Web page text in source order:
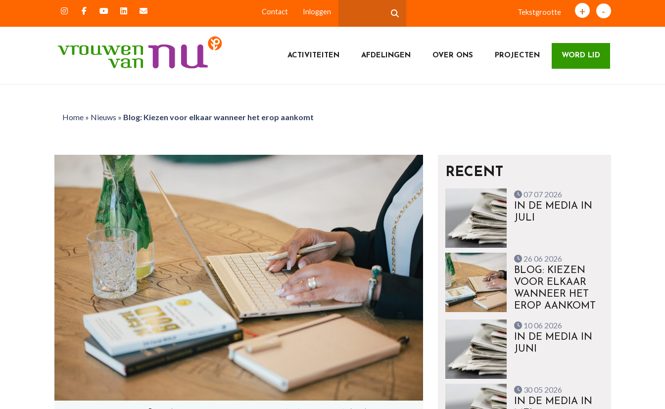
Contact Inloggen Tekstgrootte + -
ACTIVITEITEN AFDELINGEN OVER ONS PROJECTEN WORD LID
Home» Nieuws » Blog: Kiezen voor elkaar wanneer het erop aankomt
RECENT
07 07 2026
IN DE MEDIA IN
JULI
26 06 2026
BLOG: KIEZEN
VOOR ELKAAR
WANNEER HET
EROP AANKOMT
10 06 2026
IN DE MEDIA IN
JUNI
30 05 2026
IN DE MEDIA IN